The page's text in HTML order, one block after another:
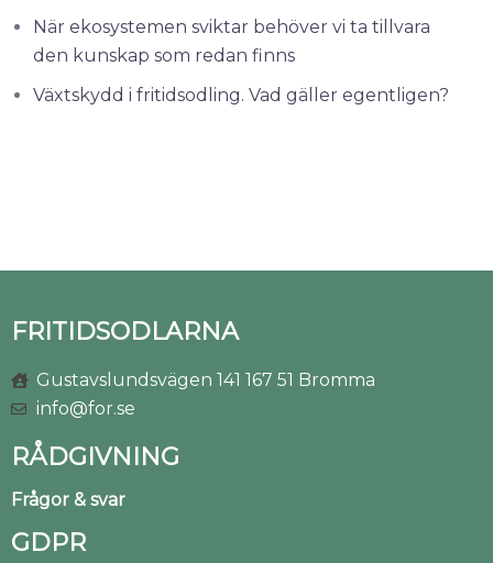
När ekosystemen sviktar behöver vi ta tillvara
den kunskap som redan finns
Växtskydd i fritidsodling. Vad gäller egentligen?
FRITIDSODLARNA
Gustavslundsvägen 141 167 51 Bromma
info@for.se
RÅDGIVNING
Frågor & svar
GDPR